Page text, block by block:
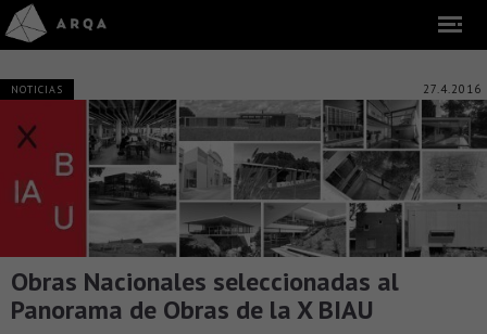
NOTICIAS 27.4.2016
Obras Nacionales seleccionadas al
Panorama de Obras de la X BIAU